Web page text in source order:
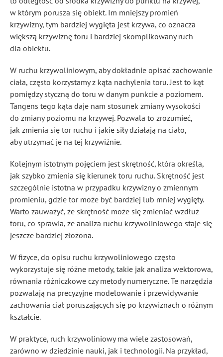
w którym porusza się obiekt. Im mniejszy promień
krzywizny, tym bardziej wygięta jest krzywa, co oznacza
większą krzywiznę toru i bardziej skomplikowany ruch
dla obiektu.
W ruchu krzywoliniowym, aby dokładnie opisać zachowanie
ciała, często korzystamy z kąta nachylenia toru. Jest to kąt
pomiędzy styczną do toru w danym punkcie a poziomem.
Tangens tego kąta daje nam stosunek zmiany wysokości
do zmiany poziomu na krzywej. Pozwala to zrozumieć,
jak zmienia się tor ruchu i jakie siły działają na ciało,
aby utrzymać je na tej krzywiźnie.
Kolejnym istotnym pojęciem jest skrętność, która określa,
jak szybko zmienia się kierunek toru ruchu. Skrętność jest
szczególnie istotna w przypadku krzywizny o zmiennym
promieniu, gdzie tor może być bardziej lub mniej wygięty.
Warto zauważyć, że skrętność może się zmieniać wzdłuż
toru, co sprawia, że analiza ruchu krzywoliniowego staje się
jeszcze bardziej złożona.
W fizyce, do opisu ruchu krzywoliniowego często
wykorzystuje się różne metody, takie jak analiza wektorowa,
równania różniczkowe czy metody numeryczne. Te narzędzia
pozwalają na precyzyjne modelowanie i przewidywanie
zachowania ciał poruszających się po krzywiznach o różnym
kształcie.
W praktyce, ruch krzywoliniowy ma wiele zastosowań,
zarówno w dziedzinie nauki, jak i technologii. Na przykład,